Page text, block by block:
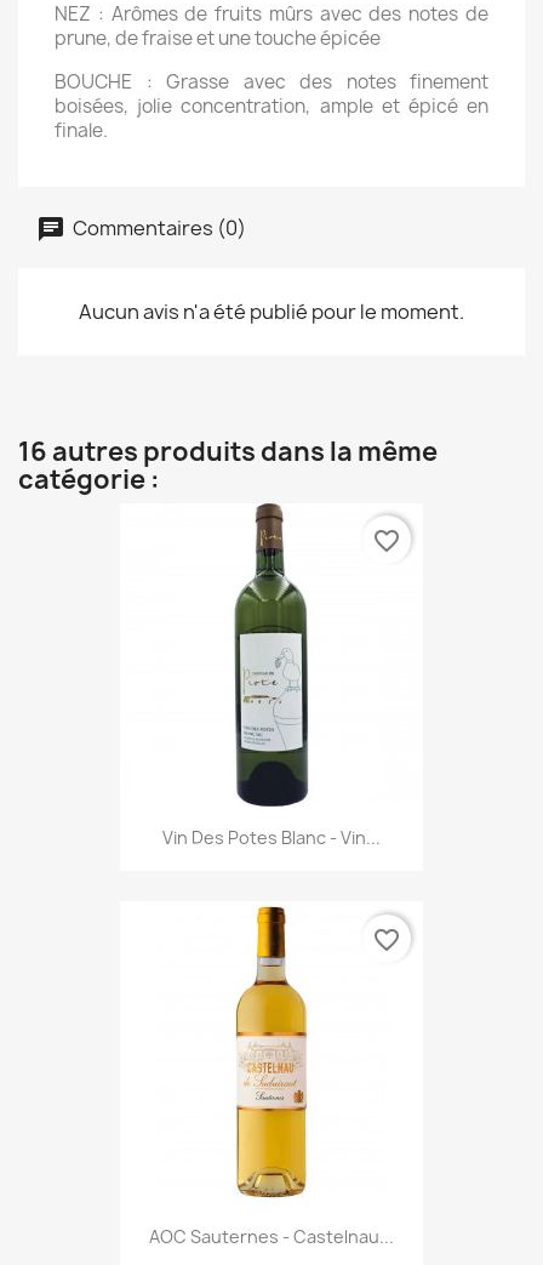
NEZ : Arômes de fruits mûrs avec des notes de
prune, de fraise et une touche épicée
BOUCHE : Grasse avec des notes finement
boisées, jolie concentration, ample et épicé en
finale.
Commentaires (0)
Aucun avis n'a été publié pour le moment.
16 autres produits dans la même
catégorie :
Vin Des Potes Blanc - Vin...
favorite_border
AOC Sauternes - Castelnau...
favorite_border